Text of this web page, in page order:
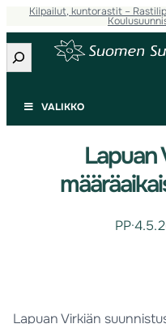
Kilpailut, kuntorastit –
Etsi
VALIKKO
Lapuan
PP·
Lapuan Virkiän